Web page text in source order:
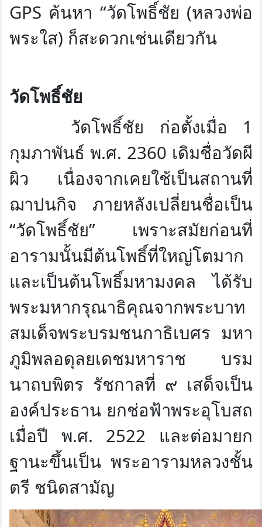
GPS ค้นหา “วัดโพธิ์ชัย (หลวงพ่อ
พระใส) ก็สะดวกเช่นเดียวกัน
วัดโพธิ์ชัย
วัดโพธิ์ชัย ก่อตั้งเมื่อ 1
กุมภาพันธ์ พ.ศ. 2360 เดิมชื่อวัดผี
ผิว เนื่องจากเคยใช้เป็นสถานที่
ฌาปนกิจ ภายหลังเปลี่ยนชื่อเป็น
“วัดโพธิ์ชัย” เพราะสมัยก่อนที่
อารามนั้นมีต้นโพธิ์ที่ใหญ่โตมาก
และเป็นต้นโพธิ์มหามงคล ได้รับ
พระมหากรุณาธิคุณจากพระบาท
สมเด็จพระบรมชนกาธิเบศร มหา
ภูมิพลอดุลยเดชมหาราช บรม
นาถบพิตร รัชกาลที่ ๙ เสด็จเป็น
องค์ประธาน ยกช่อฟ้าพระอุโบสถ
เมื่อปี พ.ศ. 2522 และต่อมายก
ฐานะขึ้นเป็น พระอารามหลวงชั้น
ตรี ชนิดสามัญ